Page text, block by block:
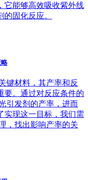
它能够高效吸收紫外线
固化反应。
键材料，其产率和反
要。通过对反应条件的
引发剂的产率，进而
实现这一目标，我们需
，找出影响产率的关